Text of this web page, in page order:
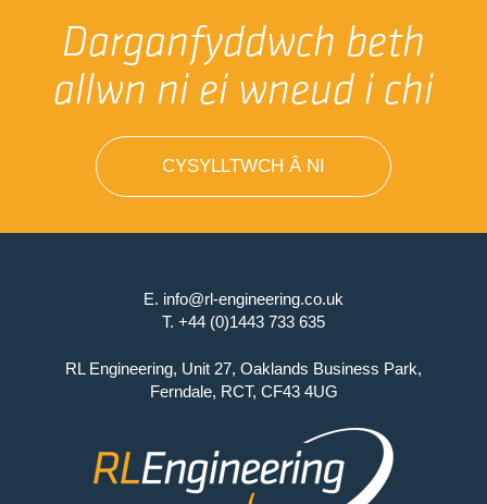
Darganfyddwch beth
allwn ni ei wneud i chi
CYSYLLTWCH Â NI
E. info@rl-engineering.co.uk
T. +44 (0)1443 733 635
RL Engineering, Unit 27, Oaklands Business Park,
Ferndale, RCT, CF43 4UG